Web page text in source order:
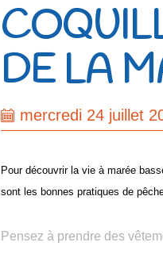
DE LA
mercredi 24 juillet
Pour découvrir la vie à marée
sont les bonnes pratiques de
Pensez à prendre des